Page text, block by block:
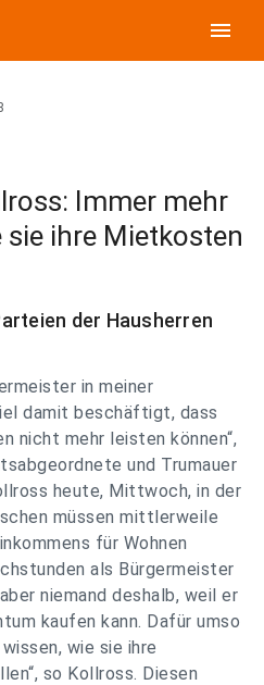
menu
Immer mehr
ihre Mietkosten
der Hausherren
in meiner
damit beschäftigt, dass
nicht mehr leisten können“,
und Trumauer
heute, Mittwoch, in der
müssen mittlerweile
für Wohnen
als Bürgermeister
niemand deshalb, weil er
kaufen kann. Dafür umso
wie sie ihre
so Kollross. Diesen